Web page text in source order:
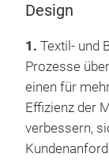
Design
1. Textil- und
Prozesse
einen für
Effizienz der
verbessern,